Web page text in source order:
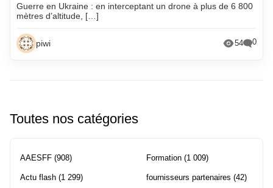
Guerre en Ukraine : en interceptant un drone à plus de 6 800
mètres d’altitude, […]
piwi 54 0
Toutes nos catégories
AAESFF (908)
Actu flash (1 299)
Formation (1 009)
fournisseurs partenaires (42)